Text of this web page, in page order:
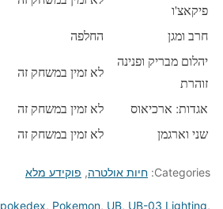
פיקאצ'ו
חרב ומגן
החלפה
יהלום מבריק ופנינה
זוהרת
לא זמין במשחק זה
אגדות: ארכיאוס
לא זמין במשחק זה
שני וארגמן
לא זמין במשחק זה
Categories: חיות אולטרה, פוקידע מלא
pokedex, Pokemon, UB, UB-03 Lighting,